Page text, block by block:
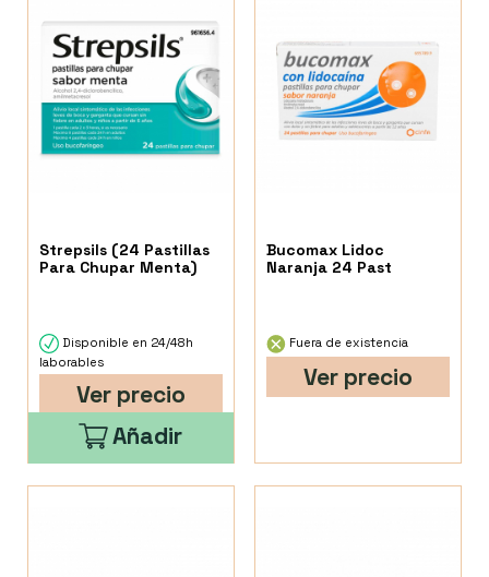
Strepsils (24 Pastillas
Para Chupar Menta)
Disponible en 24/48h
laborables
Ver precio
Añadir
Bucomax Lidoc
Naranja 24 Past
Fuera de existencia
Ver precio